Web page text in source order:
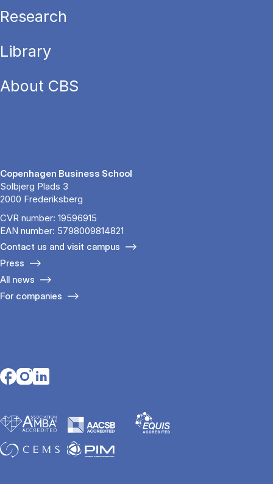
Research
Library
About CBS
Copenhagen Business School
Solbjerg Plads 3
2000 Frederiksberg
CVR number: 19596915
EAN number: 5798009814821
Contact us and visit campus
Press
All news
For companies
Opens in a new tab
Opens in a new tab
Opens in a new tab